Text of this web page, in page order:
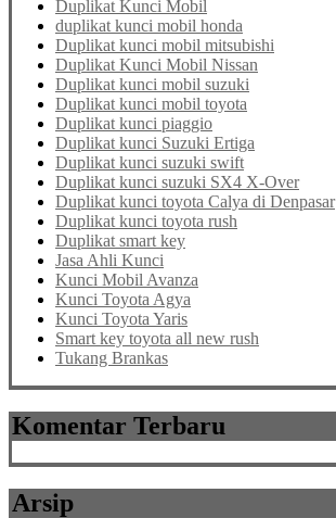
Duplikat Kunci Mobil
duplikat kunci mobil honda
Duplikat kunci mobil mitsubishi
Duplikat Kunci Mobil Nissan
Duplikat kunci mobil suzuki
Duplikat kunci mobil toyota
Duplikat kunci piaggio
Duplikat kunci Suzuki Ertiga
Duplikat kunci suzuki swift
Duplikat kunci suzuki SX4 X-Over
Duplikat kunci toyota Calya di Denpasar
Duplikat kunci toyota rush
Duplikat smart key
Jasa Ahli Kunci
Kunci Mobil Avanza
Kunci Toyota Agya
Kunci Toyota Yaris
Smart key toyota all new rush
Tukang Brankas
Komentar Terbaru
Arsip